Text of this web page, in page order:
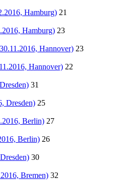
Hamburg) 21
Hamburg) 23
Hannover) 23
Hannover) 22
31
Dresden) 25
Berlin) 27
Berlin) 26
30
Bremen) 32